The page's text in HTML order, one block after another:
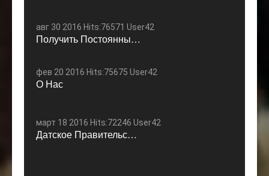
авг 30 2016 Hits:76571 User42
Получить Постоянны…
фев 20 2016 Hits:75675 User42
О Нас
март 18 2016 Hits:72246 User42
Датское Правительс…